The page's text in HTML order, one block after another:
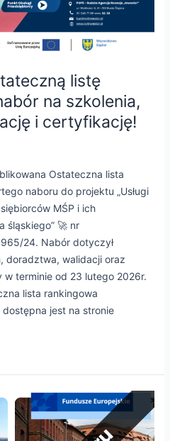
listę
na szkolenia,
i certyfikację!
Ostateczna lista
naboru do projektu „Usługi
MŚP i ich
śląskiego” 🚀 nr
24. Nabór dotyczył
doradztwa, walidacji oraz
terminie od 23 lutego 2026r.
lista rankingowa
jest na stronie